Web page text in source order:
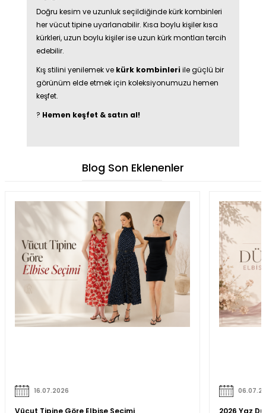
Doğru kesim ve uzunluk seçildiğinde kürk kombinleri
her vücut tipine uyarlanabilir. Kısa boylu kişiler kısa
kürkleri, uzun boylu kişiler ise uzun kürk montları tercih
edebilir.
Kış stilini yenilemek ve kürk kombinleri ile güçlü bir
görünüm elde etmek için koleksiyonumuzu hemen
keşfet.
? Hemen keşfet & satın al!
Blog Son Eklenenler
16.07.2026
Vücut Tipine Göre Elbise Seçimi
2026 Yaz